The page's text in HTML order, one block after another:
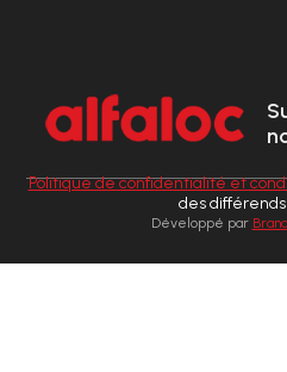
Politique de confidentialité et
des différends
Développé par